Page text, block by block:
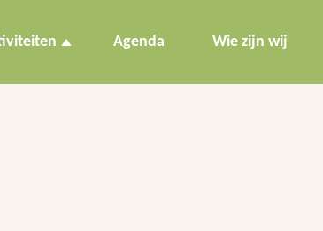
Agenda Wie zijn wij